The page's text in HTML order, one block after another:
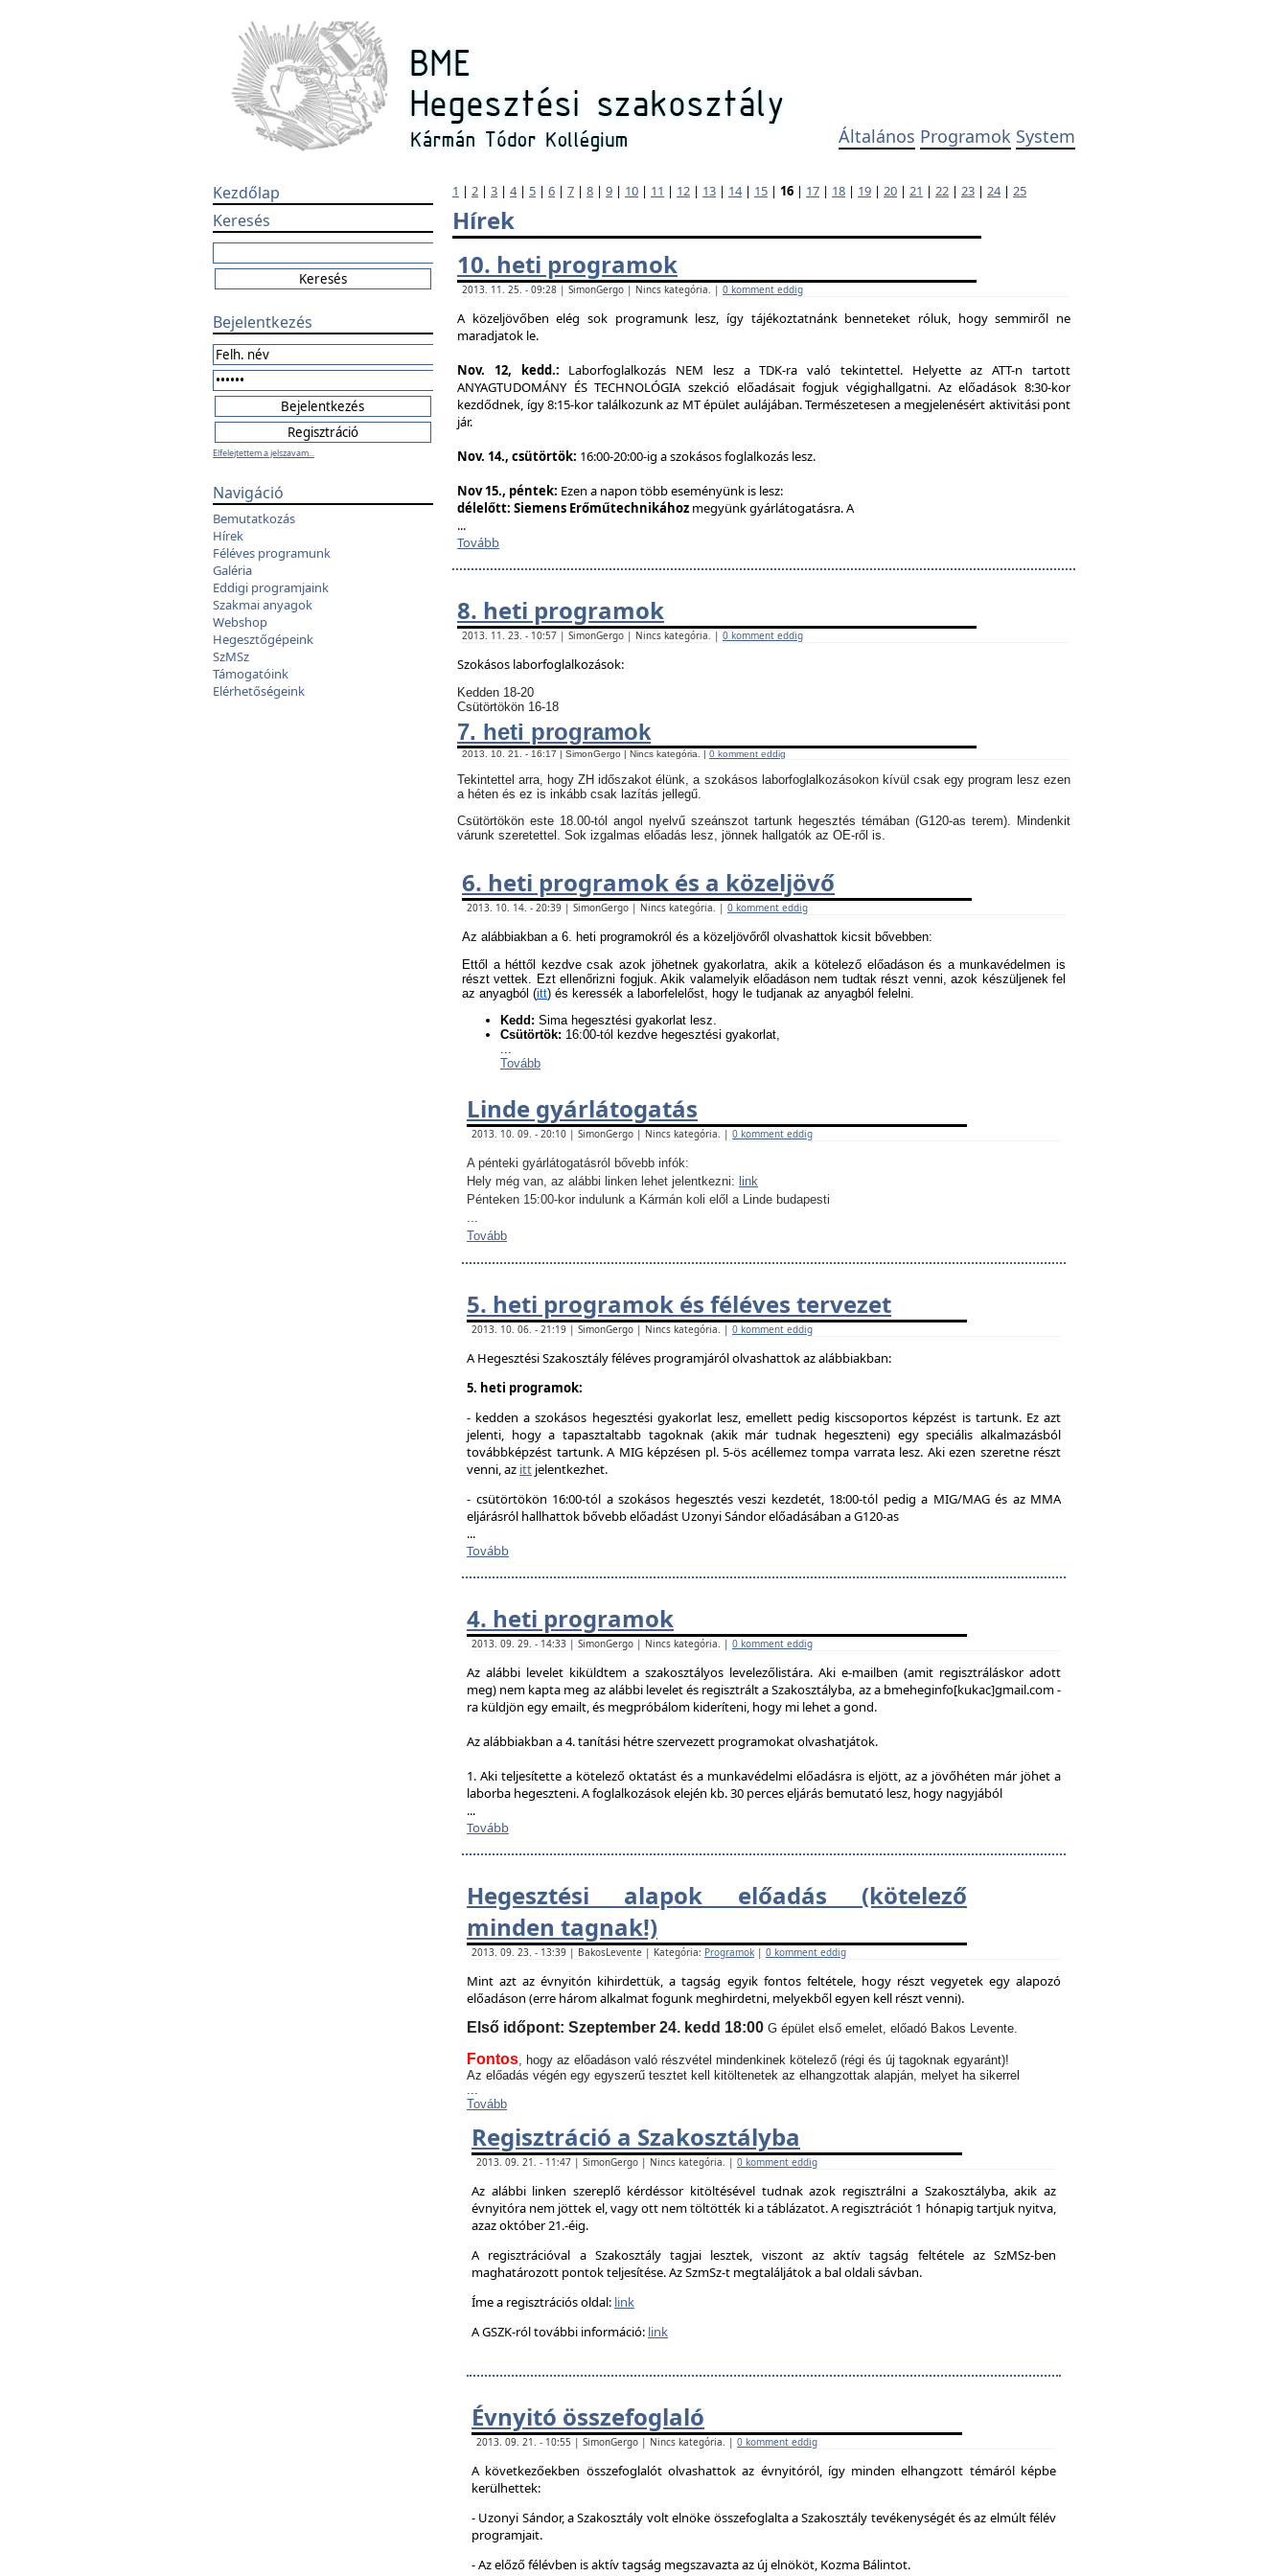
Általános Programok System
Kezdőlap
Keresés
Bejelentkezés
Elfelejtettem a jelszavam...
Navigáció
Bemutatkozás
Hírek
Féléves programunk
Galéria
Eddigi programjaink
Szakmai anyagok
Webshop
Hegesztőgépeink
SzMSz
Támogatóink
Elérhetőségeink
1 | 2 | 3 | 4| 5 | 6 | 7 | 8 | 9 | 10 | 11 | 12 | 13 | 14| 15 | 16 | 17 | 18 | 19 | 20 | 21 | 22 | 23 | 24| 25
Hírek
10. heti programok
2013. 11. 25. - 09:28 | SimonGergo | Nincs kategória. | 0 komment eddig
A közeljövőben elég sok programunk lesz, így tájékoztatnánk benneteket róluk, hogy semmiről ne
maradjatok le.
Nov. 12, kedd.: Laborfoglalkozás NEM lesz a TDK-ra való tekintettel. Helyette az ATT-n tartott
ANYAGTUDOMÁNY ÉS TECHNOLÓGIA szekció előadásait fogjuk végighallgatni. Az előadások 8:30-kor
kezdődnek, így 8:15-kor találkozunk az MT épület aulájában. Természetesen a megjelenésért aktivitási pont
jár.
Nov. 14., csütörtök: 16:00-20:00-ig a szokásos foglalkozás lesz.
Nov 15., péntek: Ezen a napon több eseményünk is lesz:
délelőtt: Siemens Erőműtechnikához megyünk gyárlátogatásra. A
...
Tovább
8. heti programok
2013. 11. 23. - 10:57 | SimonGergo | Nincs kategória. | 0 komment eddig
Szokásos laborfoglalkozások:
Kedden 18-20
Csütörtökön 16-18
7. heti programok
2013. 10. 21. - 16:17 | SimonGergo | Nincs kategória. | 0 komment eddig
Tekintettel arra, hogy ZH időszakot élünk, a szokásos laborfoglalkozásokon kívül csak egy program lesz ezen
a héten és ez is inkább csak lazítás jellegű.
Csütörtökön este 18.00-tól angol nyelvű szeánszot tartunk hegesztés témában (G120-as terem). Mindenkit
várunk szeretettel. Sok izgalmas előadás lesz, jönnek hallgatók az OE-ről is.
6. heti programok és a közeljövő
2013. 10. 14. - 20:39 | SimonGergo | Nincs kategória. | 0 komment eddig
Az alábbiakban a 6. heti programokról és a közeljövőről olvashattok kicsit bővebben:
Ettől a héttől kezdve csak azok jöhetnek gyakorlatra, akik a kötelező előadáson és a munkavédelmen is
részt vettek. Ezt ellenőrizni fogjuk. Akik valamelyik előadáson nem tudtak részt venni, azok készüljenek fel
az anyagból (itt) és keressék a laborfelelőst, hogy le tudjanak az anyagból felelni.
Kedd: Sima hegesztési gyakorlat lesz.
Csütörtök: 16:00-tól kezdve hegesztési gyakorlat,
...
Tovább
Linde gyárlátogatás
2013. 10. 09. - 20:10 | SimonGergo | Nincs kategória. | 0 komment eddig
A pénteki gyárlátogatásról bővebb infók:
Hely még van, az alábbi linken lehet jelentkezni: link
Pénteken 15:00-kor indulunk a Kármán koli elől a Linde budapesti
...
Tovább
5. heti programok és féléves tervezet
2013. 10. 06. - 21:19 | SimonGergo | Nincs kategória. | 0 komment eddig
A Hegesztési Szakosztály féléves programjáról olvashattok az alábbiakban:
5. heti programok:
- kedden a szokásos hegesztési gyakorlat lesz, emellett pedig kiscsoportos képzést is tartunk. Ez azt
jelenti, hogy a tapasztaltabb tagoknak (akik már tudnak hegeszteni) egy speciális alkalmazásból
továbbképzést tartunk. A MIG képzésen pl. 5-ös acéllemez tompa varrata lesz. Aki ezen szeretne részt
venni, az itt jelentkezhet.
- csütörtökön 16:00-tól a szokásos hegesztés veszi kezdetét, 18:00-tól pedig a MIG/MAG és az MMA
eljárásról hallhattok bővebb előadást Uzonyi Sándor előadásában a G120-as
...
Tovább
4. heti programok
2013. 09. 29. - 14:33 | SimonGergo | Nincs kategória. | 0 komment eddig
Az alábbi levelet kiküldtem a szakosztályos levelezőlistára. Aki e-mailben (amit regisztráláskor adott
meg) nem kapta meg az alábbi levelet és regisztrált a Szakosztályba, az a bmeheginfo[kukac]gmail.com -
ra küldjön egy emailt, és megpróbálom kideríteni, hogy mi lehet a gond.
Az alábbiakban a 4. tanítási hétre szervezett programokat olvashatjátok.
1. Aki teljesítette a kötelező oktatást és a munkavédelmi előadásra is eljött, az a jövőhéten már jöhet a
laborba hegeszteni. A foglalkozások elején kb. 30 perces eljárás bemutató lesz, hogy nagyjából
...
Tovább
Hegesztési alapok előadás (kötelező
minden tagnak!)
2013. 09. 23. - 13:39 | BakosLevente | Kategória: Programok | 0 komment eddig
Mint azt az évnyitón kihirdettük, a tagság egyik fontos feltétele, hogy részt vegyetek egy alapozó
előadáson (erre három alkalmat fogunk meghirdetni, melyekből egyen kell részt venni).
Első időpont: Szeptember 24. kedd 18:00 G épület első emelet, előadó Bakos Levente.
Fontos, hogy az előadáson való részvétel mindenkinek kötelező (régi és új tagoknak egyaránt)!
Az előadás végén egy egyszerű tesztet kell kitöltenetek az elhangzottak alapján, melyet ha sikerrel
...
Tovább
Regisztráció a Szakosztályba
2013. 09. 21. - 11:47 | SimonGergo | Nincs kategória. | 0 komment eddig
Az alábbi linken szereplő kérdéssor kitöltésével tudnak azok regisztrálni a Szakosztályba, akik az
évnyitóra nem jöttek el, vagy ott nem töltötték ki a táblázatot. A regisztrációt 1 hónapig tartjuk nyitva,
azaz október 21.-éig.
A regisztrációval a Szakosztály tagjai lesztek, viszont az aktív tagság feltétele az SzMSz-ben
maghatározott pontok teljesítése. Az SzmSz-t megtaláljátok a bal oldali sávban.
Íme a regisztrációs oldal: link
A GSZK-ról további információ: link
Évnyitó összefoglaló
2013. 09. 21. - 10:55 | SimonGergo | Nincs kategória. | 0 komment eddig
A következőekben összefoglalót olvashattok az évnyitóról, így minden elhangzott témáról képbe
kerülhettek:
- Uzonyi Sándor, a Szakosztály volt elnöke összefoglalta a Szakosztály tevékenységét és az elmúlt félév
programjait.
- Az előző félévben is aktív tagság megszavazta az új elnököt, Kozma Bálintot.